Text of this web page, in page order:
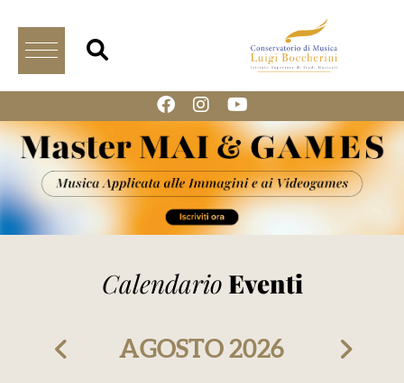
CalendarioEventi
AGOSTO 2026